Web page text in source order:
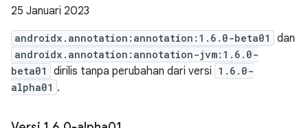
25 Januari 2023
androidx.annotation:annotation:1.6.0-beta01 dan
androidx.annotation:annotation-jvm:1.6.0-
beta01
dirilis tanpa perubahan dari versi 1.6.0-
alpha01 .